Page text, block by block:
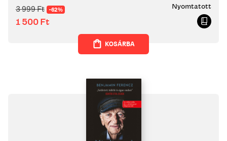
3 999Ft -62%
1 500Ft
Nyomtatott
KOSÁRBA